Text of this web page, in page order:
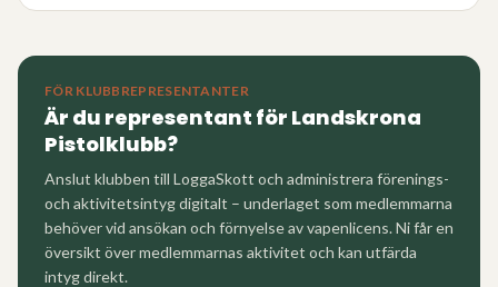
FÖR KLUBBREPRESENTANTER
Är du representant för Landskrona
Pistolklubb?
Anslut klubben till LoggaSkott och administrera förenings-
och aktivitetsintyg digitalt – underlaget som medlemmarna
behöver vid ansökan och förnyelse av vapenlicens. Ni får en
översikt över medlemmarnas aktivitet och kan utfärda
intyg direkt.